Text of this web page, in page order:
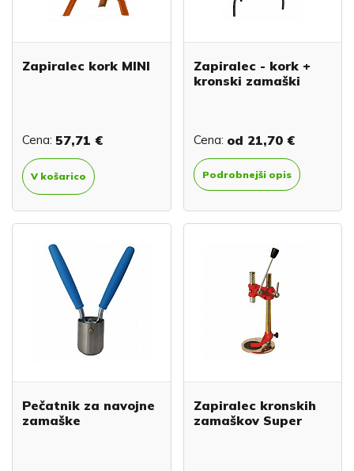
Zapiralec kork MINI
Cena: 57,71 €
V košarico
Zapiralec - kork +
kronski zamaški
Cena: od 21,70 €
Podrobnejši opis
Pečatnik za navojne
zamaške
Zapiralec kronskih
zamaškov Super